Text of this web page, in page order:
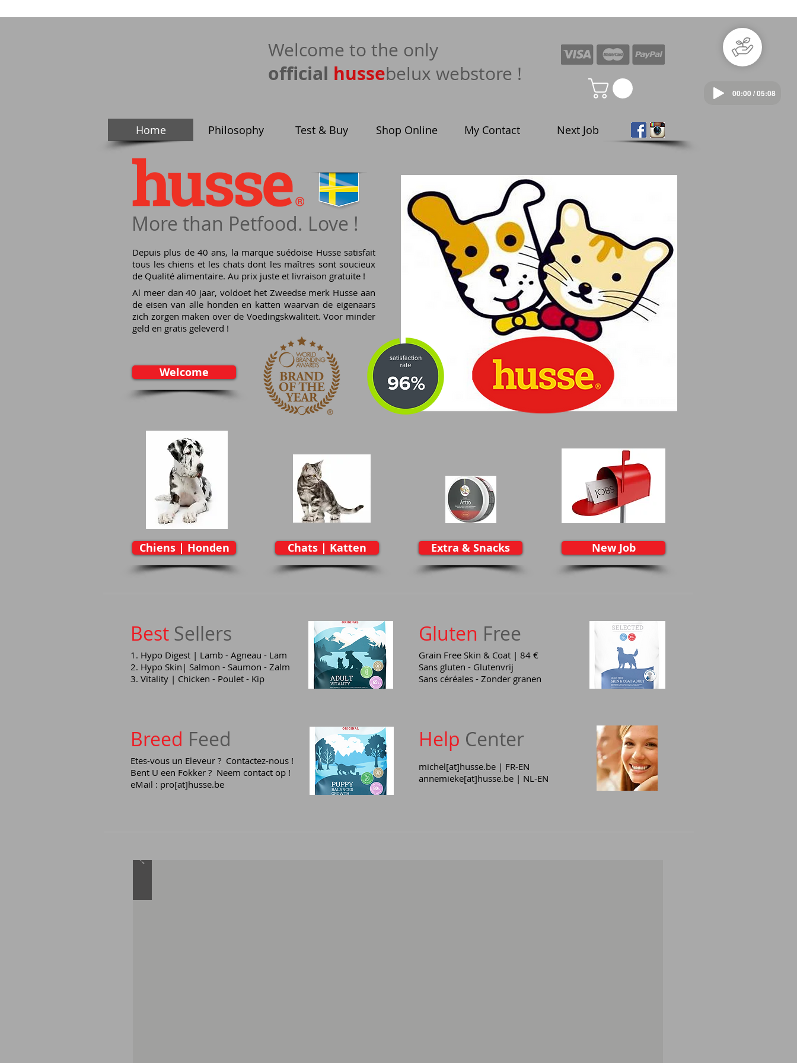
​Welcome to the only
official hussebelux webstore !
00:00 / 05:08
Home Philosophy Test & Buy Shop Online My Contact Next Job
Welcome
More than Petfood. Love !
​Depuis plus de 40 ans, la marque suédoise Husse satisfait
tous les chiens et les chats dont les maîtres sont soucieux
de Qualité alimentaire. Au prix juste et livraison gratuite !
Al meer dan 40 jaar, voldoet het Zweedse merk Husse aan
de eisen van alle honden en katten waarvan de eigenaars
zich zorgen maken over de Voedingskwaliteit. Voor minder
geld en gratis geleverd !
Chiens | Honden Chats | Katten Extra & Snacks New Job
Best Sellers
1. Hypo Digest | Lamb - Agneau - Lam
2. Hypo Skin| Salmon - Saumon - Zalm
3. Vitality | Chicken - Poulet - Kip
Gluten Free
Grain Free Skin & Coat | 84 €
Sans gluten - Glutenvrij
Sans céréales - Zonder granen
Breed Feed
Etes-vous un Eleveur ? Contactez-nous !
Bent U een Fokker ? Neem contact op !
eMail : pro[at]husse.be
Help Center​
michel[at]husse.be | FR-EN
annemieke[at]husse.be | NL-EN